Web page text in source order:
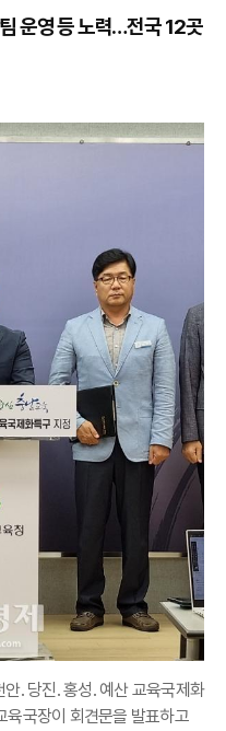
기
운영 등 노력…전국 12곳
. 당진. 홍성. 예산 교육국제화
육국장이 회견문을 발표하고